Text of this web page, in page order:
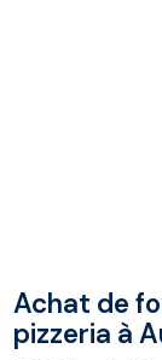
Achat de
pizzeria à